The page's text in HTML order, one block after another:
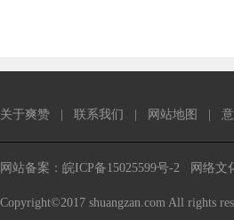
关于爽赞 联系我们 网站地图
网站备案：皖ICP备15025599号-2 网络文
Copyright©2017 shuangzan.com All rights